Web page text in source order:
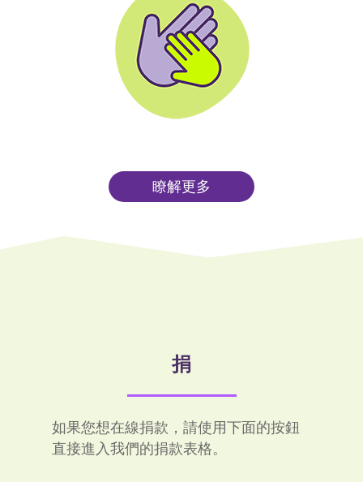
瞭解更多
捐
如果您想在線捐款，請使用下面的按鈕
直接進入我們的捐款表格。